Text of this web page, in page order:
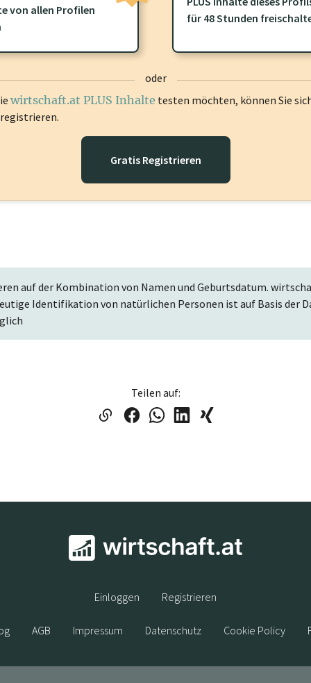
gibt es zusätzliche wirtschaft.at PLUS Inhaltedie Sie
Sie sich ein um diese Inhalte zu sehen.
von allen Profilen
für 48 Stunden
oder
wirtschaft.at PLUS Inhalte testen möchten, können Sie
Gratis Registrieren
auf der Kombination von Namen und Geburtsdatum.
Identifikation von natürlichen Personen ist auf Basis der
Teilen auf:
Einloggen Registrieren
AGB Impressum Datenschutz Cookie Policy